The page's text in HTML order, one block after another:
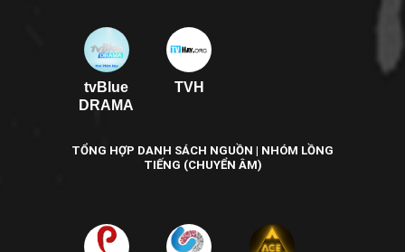
tvBlue
DRAMA
TVH
TỔNG HỢP DANH SÁCH NGUỒN | NHÓM LỒNG
TIẾNG (CHUYỂN ÂM)